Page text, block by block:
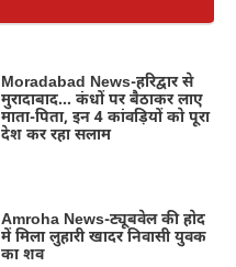
Moradabad News-हरिद्वार से
मुरादाबाद… कंधों पर बैठाकर लाए
माता-पिता, इन 4 कांवड़ियों को पूरा
देश कर रहा सलाम
Amroha News-ट्यूबवेल की होद
में मिला लुहारी खादर निवासी युवक
का शव